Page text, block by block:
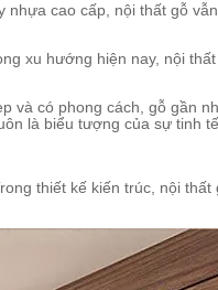
cao cấp, nội thất gỗ
xu hướng hiện nay, nội
và có phong cách, gỗ gần
là biểu tượng của sự tinh
thiết kế kiến trúc, nội